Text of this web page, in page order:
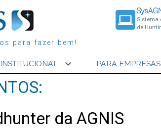
para fazer bem!
laptop Sistema
de
INSTITUCIONAL expand_more PARA EMPRESAS
da AGNIS